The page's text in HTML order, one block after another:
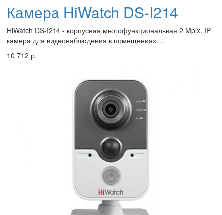
Камера HiWatch DS-I214
HiWatch DS-I214 - корпусная многофункциональная 2 Mpix. IP
камера для видеонаблюдения в помещениях. ..
10 712 р.